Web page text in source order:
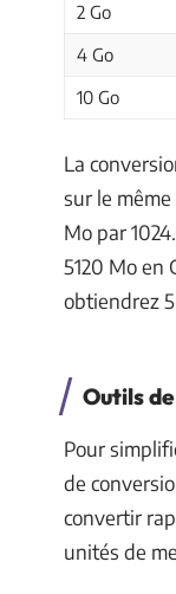
2 Go
4 Go
10 Go
La
sur le
Mo par
5120 Mo en
obtiendrez 5
Outils
Pour
de
convertir
unités de